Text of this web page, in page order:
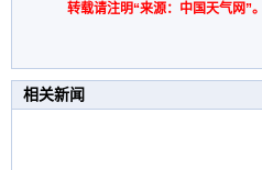
转载请注明“来源：中国天气网”。
相关新闻